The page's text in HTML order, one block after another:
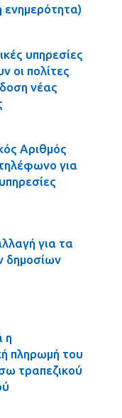
ενημερότητα)
υπηρεσίες
οι πολίτες
νέας
Αριθμός
για
για τα
δημοσίων
η
πληρωμή του
τραπεζικού